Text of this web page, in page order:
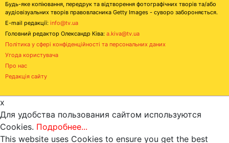
Будь-яке копіювання, передрук та відтворення фотографічних творів та/або
аудіовізуальних творів правовласника Getty Images - суворо забороняється.
E-mail редакції: info@tv.ua
Головний редактор Олександр Ківа: a.kiva@tv.ua
Політика у сфері конфіденційності та персональних даних
Угода користувача
Про нас
Редакція сайту
x
Для удобства пользования сайтом используются
Cookies. Подробнее...
This website uses Cookies to ensure you get the best